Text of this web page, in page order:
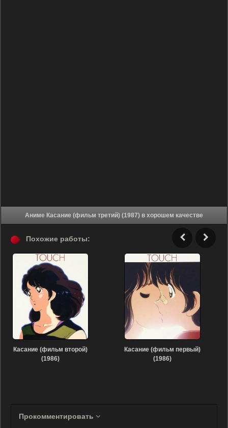
Аниме Касание (фильм третий) (1987) в хорошем качестве
Похожие работы:
Касание (фильм второй)
(1986)
Касание (фильм первый)
(1986)
Прокомментировать